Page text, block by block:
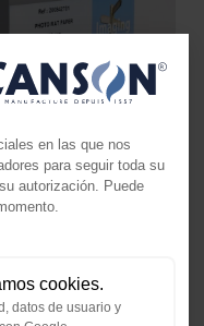
en las que nos
para seguir toda su
autorización. Puede
cookies.
datos de usuario y
plataforma te permite